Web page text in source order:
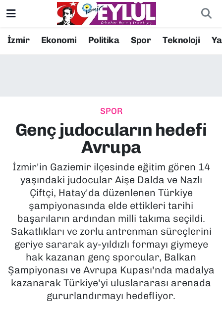
İzmir Ekonomi Politika Spor Teknoloji
SPOR
Genç judocuların hedefi
Avrupa
İzmir'in Gaziemir ilçesinde eğitim gören 14
yaşındaki judocular Aişe Dalda ve Nazlı
Çiftçi, Hatay'da düzenlenen Türkiye
şampiyonasında elde ettikleri tarihi
başarıların ardından milli takıma seçildi.
Sakatlıkları ve zorlu antrenman süreçlerini
geriye sararak ay-yıldızlı formayı giymeye
hak kazanan genç sporcular, Balkan
Şampiyonası ve Avrupa Kupası'nda madalya
kazanarak Türkiye'yi uluslararası arenada
gururlandırmayı hedefliyor.
Resmi İlanlar
EKONOMİ
KÜLTÜR SANAT
MAGAZİN
POLİTİKA
SAĞLIK
SPOR
Konak Nöbetçi Eczaneler
Süper Lig Puan Durumu ve Fikstür
Tüm Manşetler
Son Dakika Haberleri
Haber Arşivi